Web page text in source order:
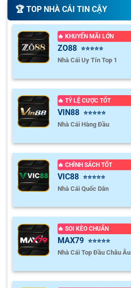
🏆️ TOP NHÀ CÁI TIN CẬY
🔥 KHUYẾN MÃI LỚN
ZO88 ⭐⭐⭐⭐⭐
Nhà Cái Uy Tín Top 1
🔥 TỶ LỆ CƯỢC TỐT
VIN88 ⭐⭐⭐⭐⭐
Nhà Cái Hàng Đầu
🔥 CHÍNH SÁCH TỐT
VIC88 ⭐⭐⭐⭐⭐
Nhà Cái Quốc Dân
🔥 SOI KÈO CHUẨN
MAX79 ⭐⭐⭐⭐⭐
Nhà Cái Top Đầu Châu Âu